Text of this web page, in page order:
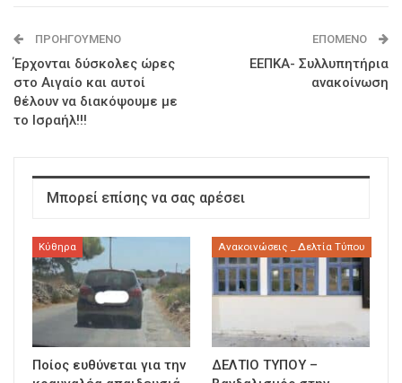
ΠΡΟΗΓΟΎΜΕΝΟ
Έρχονται δύσκολες ώρες
στο Αιγαίο και αυτοί
θέλουν να διακόψουμε με
το Ισραήλ!!!
ΕΠΌΜΕΝΟ
ΕΕΠΚΑ- Συλλυπητήρια
ανακοίνωση
Μπορεί επίσης να σας αρέσει
Κύθηρα
Ποίος ευθύνεται για την
Ανακοινώσεις _ Δελτία Τύπου
ΔΕΛΤΙΟ ΤΥΠΟΥ –